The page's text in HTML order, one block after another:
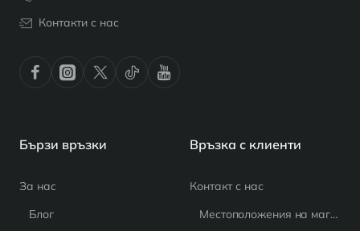
Контакти с нас
Бързи връзки
За нас
Блог
Връзка с клиенти
Контакт с нас
Местоположения на магазина